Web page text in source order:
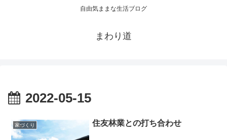
自由気ままな生活ブログ
まわり道
2022-05-15
家づくり 住友林業との打ち合わせ